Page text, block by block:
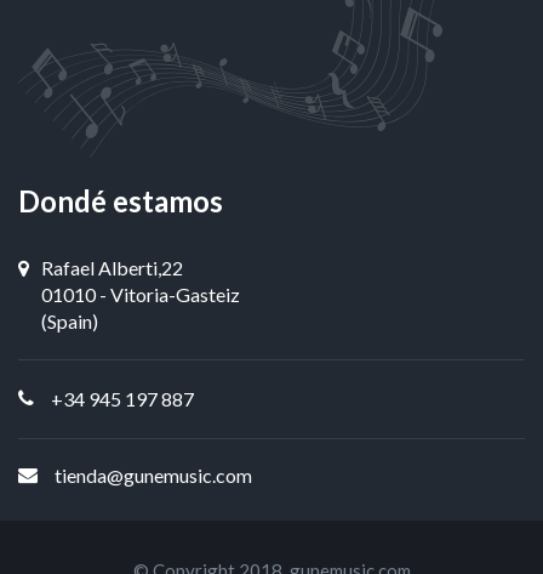
Dondé estamos
Rafael Alberti,22
01010 - Vitoria-Gasteiz
(Spain)
+34 945 197 887
tienda@gunemusic.com